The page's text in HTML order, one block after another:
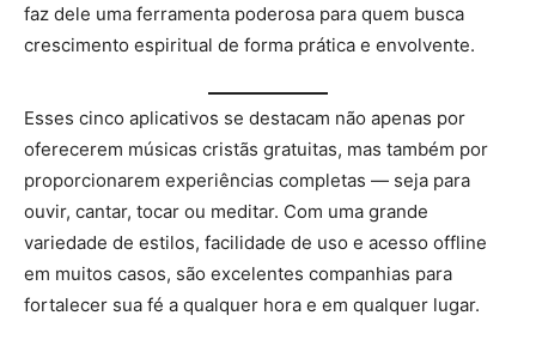
faz dele uma ferramenta poderosa para quem busca
crescimento espiritual de forma prática e envolvente.
Esses cinco aplicativos se destacam não apenas por
oferecerem músicas cristãs gratuitas, mas também por
proporcionarem experiências completas — seja para
ouvir, cantar, tocar ou meditar. Com uma grande
variedade de estilos, facilidade de uso e acesso offline
em muitos casos, são excelentes companhias para
fortalecer sua fé a qualquer hora e em qualquer lugar.